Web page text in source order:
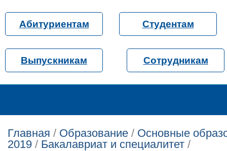
Абитуриентам Студентам
Выпускникам Сотрудникам
Главная / Образование / Основные
2019 / Бакалавриат и специалитет /